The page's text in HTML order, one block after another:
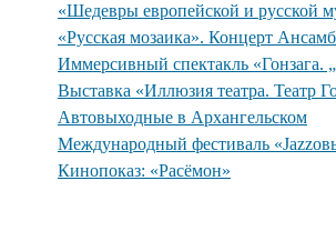
«Шедевры европейской и русской
«Русская мозаика». Концерт
Иммерсивный спектакль «Гонзага.
Выставка «Иллюзия театра. Театр
Автовыходные в Архангельском
Международный фестиваль
Кинопоказ: «Расёмон»